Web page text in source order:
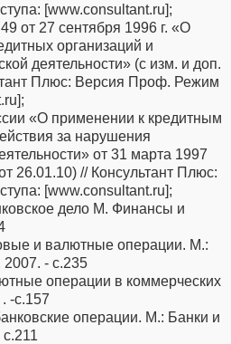
[www.consultant.ru];
от 27 сентября 1996 г. «О
организаций и
деятельности» (с изм. и доп.
Плюс: Версия Проф. Режим
«О применении к кредитным
за нарушения
от 31 марта 1997
26.01.10) // Консультант Плюс:
[www.consultant.ru];
дело М. Финансы и
и валютные операции. М.:
- с.235
операции в коммерческих
-с.157
операции. М.: Банки и